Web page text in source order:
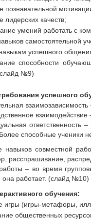
познавательной
лидерских качеств;
умений работать с
самостоятельной
успешного
способности
№9)
успешного
способные ученики
навыков совместной
расспрашивание,
– во время
она работает. (слайд №10)
обучения:
игры (игры-метафоры,
общественных